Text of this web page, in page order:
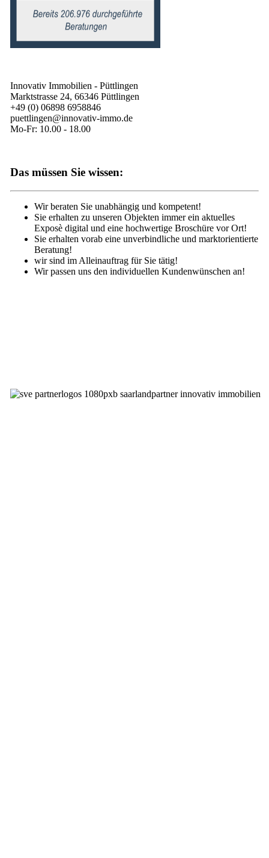
Innovativ Immobilien - Püttlingen
Marktstrasse 24, 66346 Püttlingen
+49 (0) 06898 6958846
puettlingen@innovativ-immo.de
Mo-Fr: 10.00 - 18.00
Das müssen Sie wissen:
Wir beraten Sie unabhängig und kompetent!
Sie erhalten zu unseren Objekten immer ein aktuelles
Exposè digital und eine hochwertige Broschüre vor Ort!
Sie erhalten vorab eine unverbindliche und marktorientierte
Beratung!
wir sind im Alleinauftrag für Sie tätig!
Wir passen uns den individuellen Kundenwünschen an!